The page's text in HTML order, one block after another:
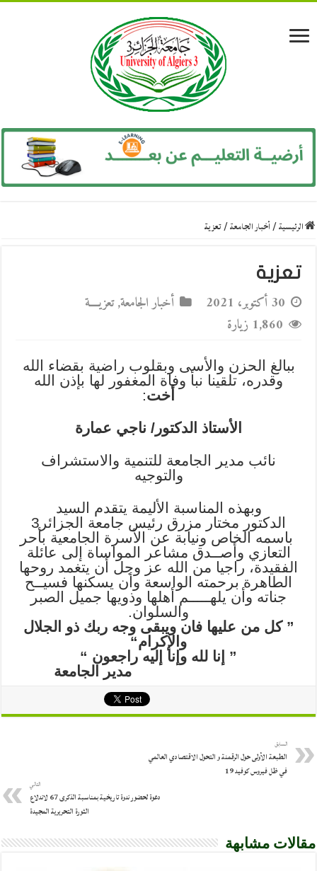
الرئيسية/أخبار الجامعة/تعزية
تعزية
30 أكتوبر، 2021 أخبار الجامعة,تعزيــــة
1,860 زيارة
ببالغ الحزن والأسى وبقلوب راضية بقضاء الله
وقدره، تلقينا نبأ وفاة المغفور لها بإذن الله
أخت:
الأستاذ الدكتور/ ناجي عمارة
نائب مدير الجامعة للتنمية والاستشراف
والتوجيه
وبهذه المناسبة الأليمة يتقدم السيد
الدكتور مختار مزرق رئيس جامعة الجزائر3
باسمه الخاص ونيابة عن الأسرة الجامعية بأحر
التعازي وأصــدق مشاعر المواساة إلى عائلة
الفقيدة، راجيا من الله عز وجل أن يتغمد روحها
الطاهرة برحمته الواسعة وأن يسكنها فسيــح
جناته وأن يلهـــــم أهلها وذويها جميل الصبر
والسلوان.
‎” كل من عليها فان ويبقى وجه ربك ذو الجلال
والإكرام“
السابق
الطبعة الأولى حول الرقمنة و التحول الاقتصادي العالمي
في ظل فيروس كوفيد 19
التالي
دعوة لحضور ندوة تاريخية بمناسبة الذكرى 67 لاندلاع
الثورة التحريرية المجيدة
مقالات مشابهة